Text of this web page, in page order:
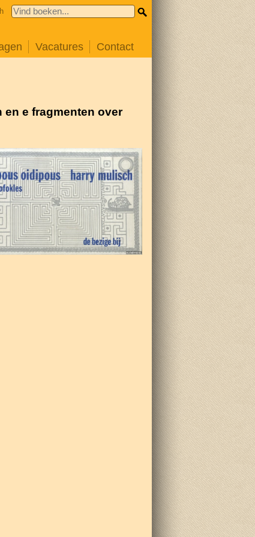
Vacatures Contact
e fragmenten over